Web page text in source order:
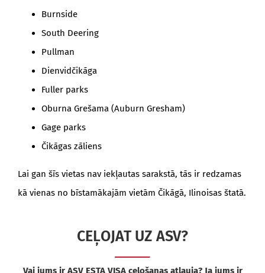
Burnside
South Deering
Pullman
Dienvidčikāga
Fuller parks
Oburna Grešama (Auburn Gresham)
Gage parks
Čikāgas zāliens
Lai gan šīs vietas nav iekļautas sarakstā, tās ir redzamas
kā vienas no bīstamākajām vietām Čikāgā, Ilinoisas štatā.
CEĻOJAT UZ ASV?
Vai jums ir ASV ESTA VISA ceļošanas atļauja? Ja jums ir